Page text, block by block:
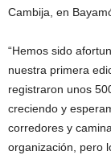
Cambija, en
“Hemos sido
nuestra primera
registraron unos
creciendo y
corredores y
organización, pero